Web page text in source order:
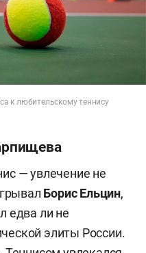
к любительскому теннису
— увлечение не
Борис Ельцин,
едва ли не
элиты России.